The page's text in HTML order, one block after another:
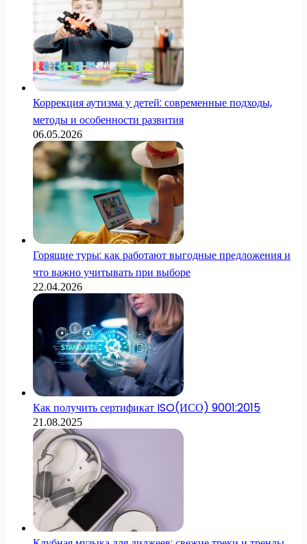
Коррекция аутизма у детей: современные подходы,
методы и особенности развития
06.05.2026
Горящие туры: как работают выгодные предложения и
что важно учитывать при выборе
22.04.2026
Как получить сертификат ISO(ИСО) 9001:2015
21.08.2025